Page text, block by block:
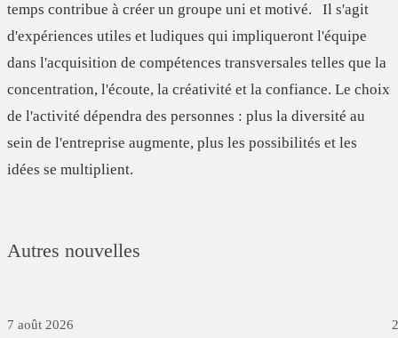
temps contribue à créer un groupe uni et motivé. Il s'agit
d'expériences utiles et ludiques qui impliqueront l'équipe
dans l'acquisition de compétences transversales telles que la
concentration, l'écoute, la créativité et la confiance. Le choix
de l'activité dépendra des personnes : plus la diversité au
sein de l'entreprise augmente, plus les possibilités et les
idées se multiplient.
Autres nouvelles
7 août 2026